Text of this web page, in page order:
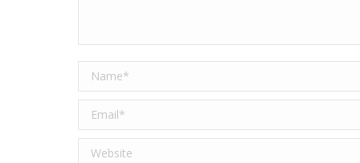
Name *
Email *
Website